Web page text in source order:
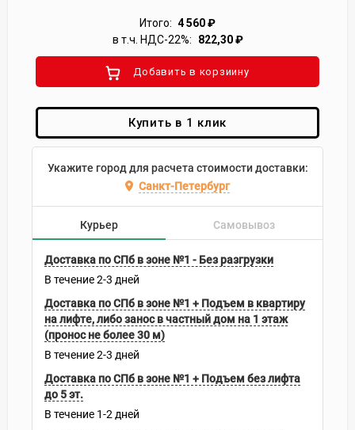
Итого: 4 560₽
в т.ч. НДС-22%:
822,30₽
Добавить в корзиину
Купить в 1 клик
Укажите город для расчета стоимости доставки:
Санкт-Петербург
Курьер Самовывоз
Доставка по СПб в зоне №1 - Без разгрузки
В течение2-3 дней
Доставка по СПб в зоне №1 + Подъем в квартиру
на лифте, либо занос в частный дом на 1 этаж
(пронос не более 30 м)
В течение2-3 дней
Доставка по СПб в зоне №1 + Подъем без лифта
до 5 эт.
В течение 1-2 дней